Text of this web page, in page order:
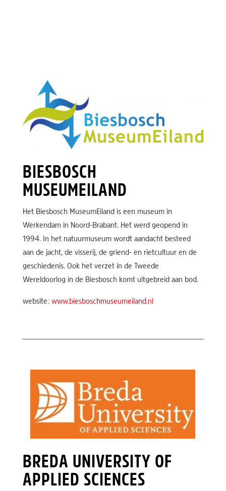
BIESBOSCH
MUSEUMEILAND
Het Biesbosch MuseumEiland is een museum in
Werkendam in Noord-Brabant. Het werd geopend in
1994. In het natuurmuseum wordt aandacht besteed
aan de jacht, de visserij, de griend- en rietcultuur en de
geschiedenis. Ook het verzet in de Tweede
Wereldoorlog in de Biesbosch komt uitgebreid aan bod.
website: www.biesboschmuseumeiland.nl
BREDA UNIVERSITY OF
APPLIED SCIENCES